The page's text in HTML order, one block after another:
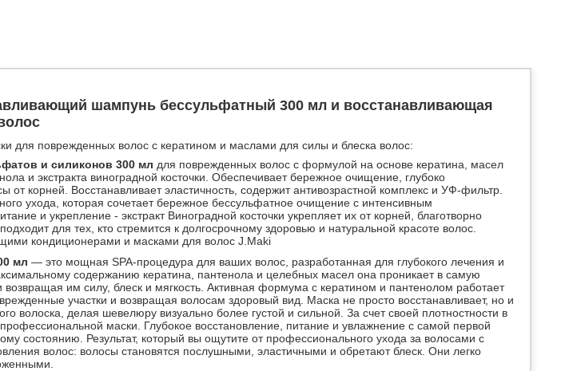
шампунь бессульфатный 300 мл и восстанавливающая
для поврежденных волос с кератином и маслами для силы и блеска волос:
и силиконов 300 мл для поврежденных волос с формулой на основе кератина, масел
и экстракта виноградной косточки. Обеспечивает бережное очищение, глубоко
от корней. Восстанавливает эластичность, содержит антивозрастной комплекс и УФ-фильтр.
ухода, которая сочетает бережное бессульфатное очищение с интенсивным
и укрепление - экстракт Виноградной косточки укрепляет их от корней, благотворно
для тех, кто стремится к долгосрочному здоровью и натуральной красоте волос.
кондиционерами и масками для волос J.Maki
мл — это мощная SPA-процедура для ваших волос, разработанная для глубокого лечения и
содержанию кератина, пантенола и целебных масел она проникает в самую
возвращая им силу, блеск и мягкость. Активная формума с кератином и пантенолом работает
участки и возвращая волосам здоровый вид. Маска не просто восстанавливает, но и
волоска, делая шевелюру визуально более густой и сильной. За счет своей плотностности в
маски. Глубокое восстановление, питание и увлажнение с самой первой
состоянию. Результат, который вы ощутите от профессионального ухода за волосами с
волос: волосы становятся послушными, эластичными и обретают блеск. Они легко